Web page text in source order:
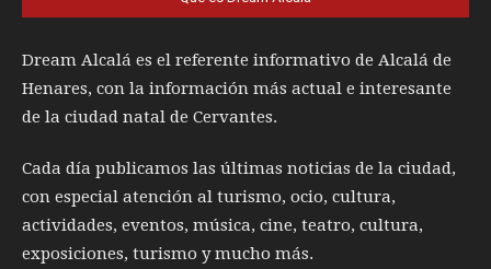
Dream Alcalá es el referente informativo de Alcalá de
Henares, con la información más actual e interesante
de la ciudad natal de Cervantes.
Cada día publicamos las últimas noticias de la ciudad,
con especial atención al turismo, ocio, cultura,
actividades, eventos, música, cine, teatro, cultura,
exposiciones, turismo y mucho más.